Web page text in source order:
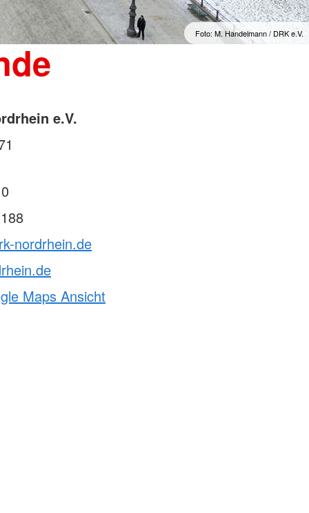
Foto: M. Handelmann / DRK e.V.
e.V.
nordrhein.de
Maps Ansicht